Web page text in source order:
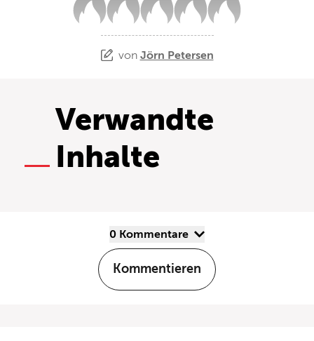
von Jörn Petersen
Verwandte
Inhalte
0 Kommentare
Kommentieren